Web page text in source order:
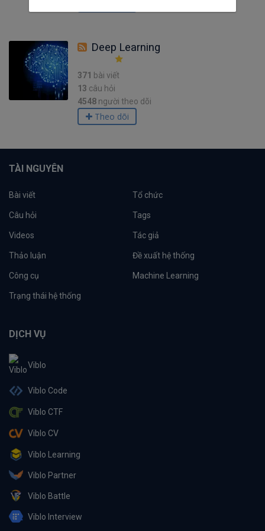
Deep Learning
371 bài viết
13 câu hỏi
4548 người theo dõi
Theo dõi
TÀI NGUYÊN
Bài viết Tổ chức
Câu hỏi Tags
Videos Tác giả
Thảo luận Đề xuất hệ thống
Công cụ Machine Learning
Trạng thái hệ thống
DỊCH VỤ
Viblo
Viblo Code
Viblo CTF
Viblo CV
Viblo Learning
Viblo Partner
Viblo Battle
Viblo Interview